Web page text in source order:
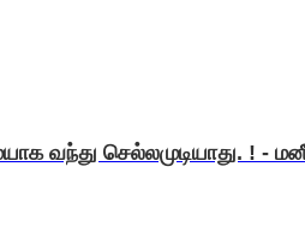
வந்து செல்லமுடியாது. ! -